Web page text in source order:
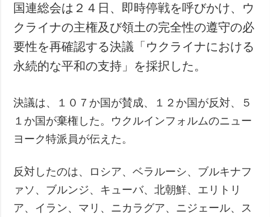
国連総会は２４日、即時停戦を呼びかけ、ウ
クライナの主権及び領土の完全性の遵守の必
要性を再確認する決議「ウクライナにおける
永続的な平和の支持」を採択した。
決議は、１０７か国が賛成、１２か国が反対、５
１か国が棄権した。ウクルインフォルムのニュー
ヨーク特派員が伝えた。
反対したのは、ロシア、ベラルーシ、ブルキナフ
ァソ、ブルンジ、キューバ、北朝鮮、エリトリ
ア、イラン、マリ、ニカラグア、ニジェール、ス